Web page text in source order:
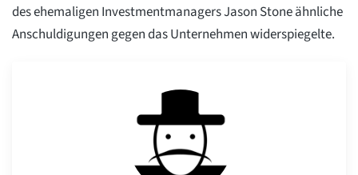
des ehemaligen Investmentmanagers Jason Stone ähnliche
Anschuldigungen gegen das Unternehmen widerspiegelte.